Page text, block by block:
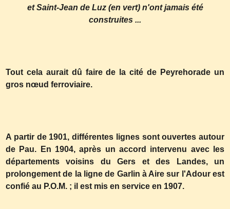
et Saint-Jean de Luz (en vert) n'ont jamais été
construites ...
Tout cela aurait dû faire de la cité de Peyrehorade un
gros nœud ferroviaire.
A partir de 1901, différentes lignes sont ouvertes autour
de Pau. En 1904, après un accord intervenu avec les
départements voisins du Gers et des Landes, un
prolongement de la ligne de Garlin à Aire sur l'Adour est
confié au P.O.M. ; il est mis en service en 1907.